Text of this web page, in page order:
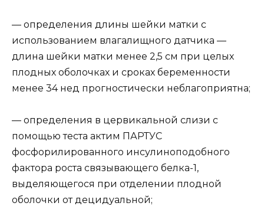
— определения длины шейки матки с
использованием влагалищного датчика —
длина шейки матки менее 2,5 см при целых
плодных оболочках и сроках беременности
менее 34 нед прогностически неблагоприятна;
— определения в цервикальной слизи с
помощью теста актим ПАРТУС
фосфорилированного инсулиноподобного
фактора роста связывающего белка-1,
выделяющегося при отделении плодной
оболочки от децидуальной;